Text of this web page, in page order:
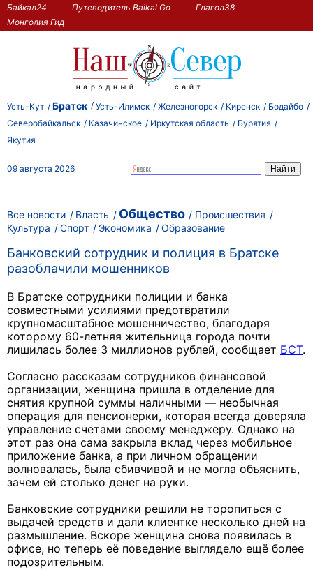
Байкал24 Путеводитель Baikal Go
Глагол38
Монголия Гид
Усть-Кут Братск Усть-Илимск Железногорск Киренск
Бодайбо
Северобайкальск
Казачинское Иркутская область
Бурятия
Якутия
09 августа 2026
Все новости Власть Общество
Происшествия
Культура
Спорт Экономика Образование
Банковский сотрудник и полиция в Братске
разоблачили мошенников
В Братске сотрудники полиции и банка
совместными усилиями предотвратили
крупномасштабное мошенничество, благодаря
которому 60-летняя жительница города почти
лишилась более 3 миллионов рублей, сообщает БСТ.
Согласно рассказам сотрудников финансовой
организации, женщина пришла в отделение для
снятия крупной суммы наличными — необычная
операция для пенсионерки, которая всегда доверяла
управление счетами своему менеджеру. Однако на
этот раз она сама закрыла вклад через мобильное
приложение банка, а при личном обращении
волновалась, была сбивчивой и не могла объяснить,
зачем ей столько денег на руки.
Банковские сотрудники решили не торопиться с
выдачей средств и дали клиентке несколько дней на
размышление. Вскоре женщина снова появилась в
офисе, но теперь её поведение выглядело ещё более
подозрительным.